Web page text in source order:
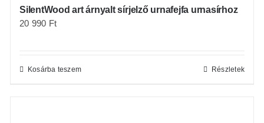
SilentWood art árnyalt sírjelző urnafejfa urnasírhoz
20 990 Ft
Kosárba teszem Részletek